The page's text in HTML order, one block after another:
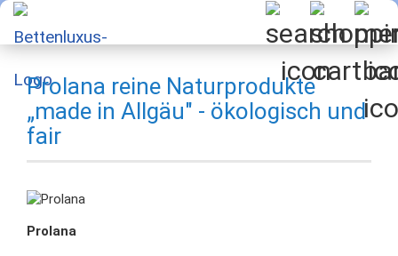
Prolana reine Naturprodukte
„made in Allgäu" - ökologisch und
fair
Prolana